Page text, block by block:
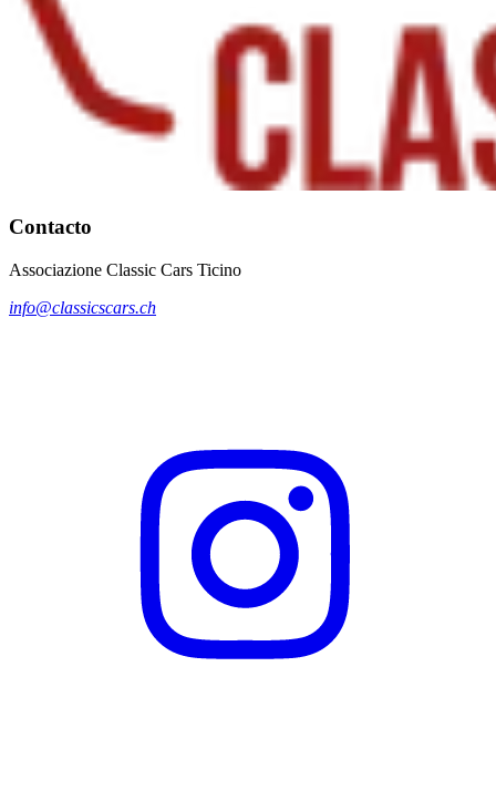
Contacto
Associazione Classic Cars Ticino
info@classicscars.ch